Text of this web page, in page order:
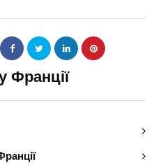
Франції